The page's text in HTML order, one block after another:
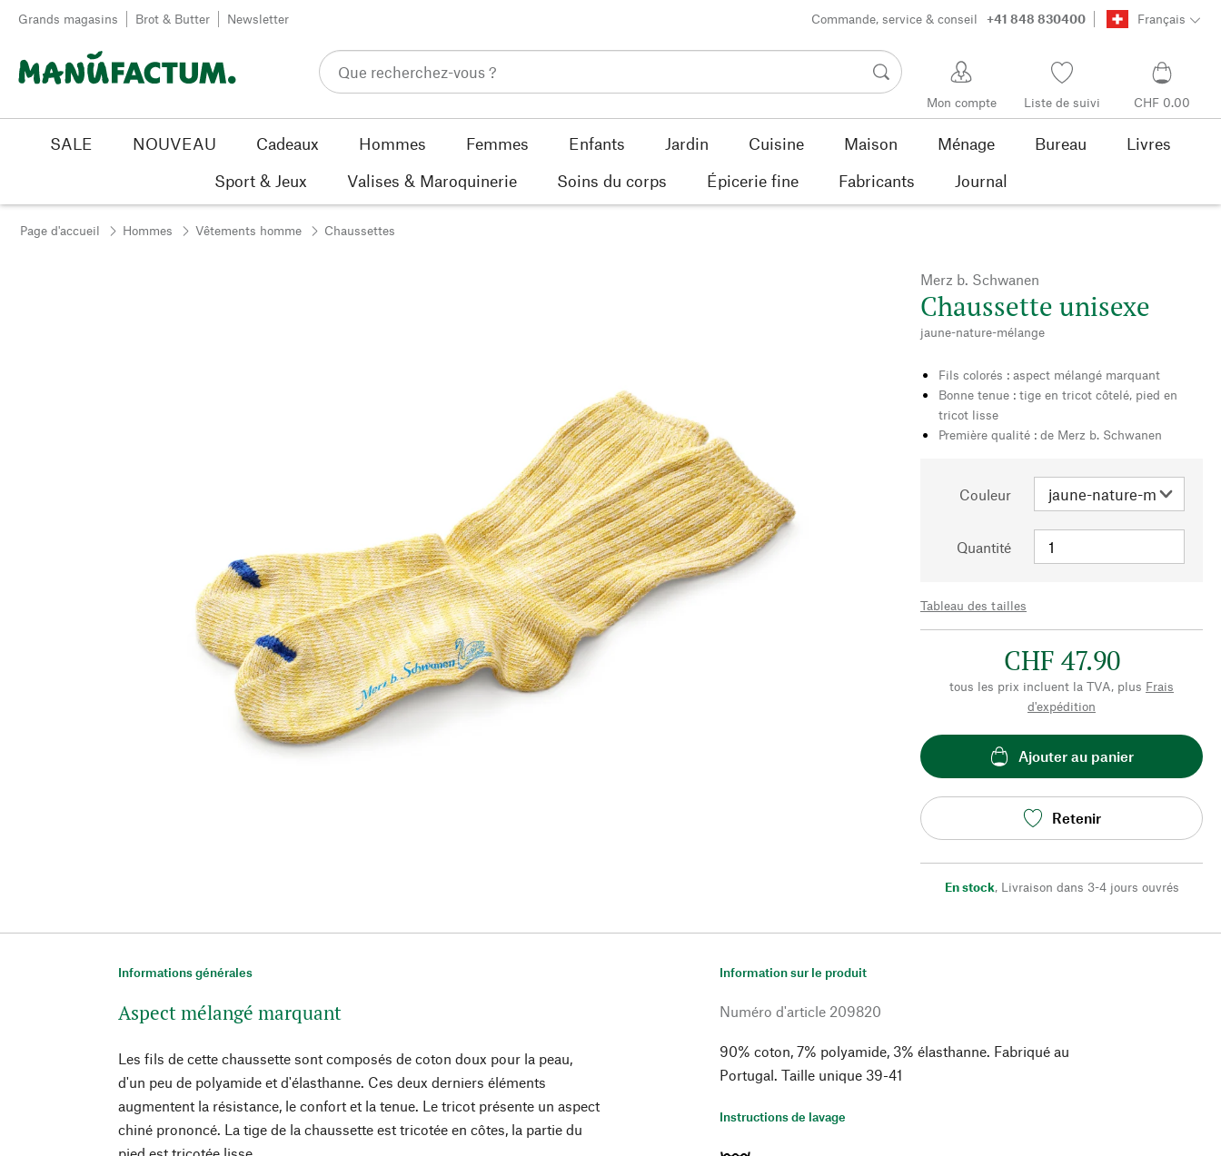
Passer au contenu
Grands magasins Brot & Butter Newsletter Commande, service & conseil +41 848 830400 Français
Mon compte Liste de suivi CHF 0.00
SALE NOUVEAU Cadeaux Hommes Femmes Enfants Jardin Cuisine Maison Ménage Bureau
Livres
Sport & Jeux
Valises & Maroquinerie Soins du corps Épicerie fine Fabricants Journal
Page d'accueil Hommes Vêtements homme Chaussettes
Merz b. Schwanen
Chaussette unisexe
jaune-nature-mélange
Fils colorés : aspect mélangé marquant
Bonne tenue : tige en tricot côtelé, pied en
tricot lisse
Première qualité : de Merz b. Schwanen
Couleur
Quantité
Tableau des tailles
CHF 47.90
tous les prix incluent la TVA, plus Frais
d'expédition
Ajouter au panier
Retenir
En stock, Livraison dans 3-4 jours ouvrés
Informations générales
Aspect mélangé marquant
Les fils de cette chaussette sont composés de coton doux pour la peau,
d'un peu de polyamide et d'élasthanne. Ces deux derniers éléments
augmentent la résistance, le confort et la tenue. Le tricot présente un aspect
chiné prononcé. La tige de la chaussette est tricotée en côtes, la partie du
Information sur le produit
Numéro d'article 209820
90% coton, 7% polyamide, 3% élasthanne. Fabriqué au
Portugal. Taille unique 39-41
Instructions de lavage